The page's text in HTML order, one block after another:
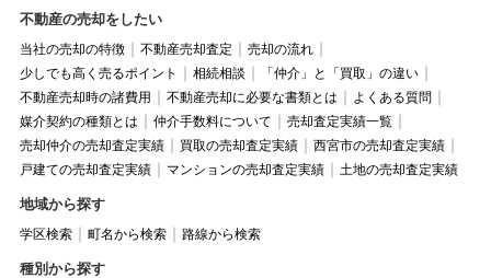
不動産の売却をしたい
当社の売却の特徴 不動産売却査定
売却の流れ
少しでも高く売るポイント
相続相談
「仲介」と「買取」の違い
不動産売却時の諸費用
不動産売却に必要な書類とは
よくある質問
媒介契約の種類とは
仲介手数料について
売却査定実績一覧
売却仲介の売却査定実績
買取の売却査定実績
西宮市の売却査定実績
戸建ての売却査定実績
マンションの売却査定実績 土地の売却査定実績
地域から探す
学区検索 町名から検索 路線から検索
種別から探す